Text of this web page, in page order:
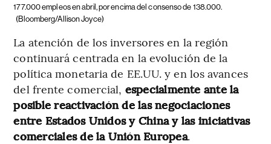
177.000 empleos en abril, por encima del consenso de 138.000.
(Bloomberg/Allison Joyce)
La atención de los inversores en la región
continuará centrada en la evolución de la
política monetaria de EE.UU. y en los avances
del frente comercial, especialmente ante la
posible reactivación de las negociaciones
entre Estados Unidos y China y las iniciativas
comerciales de la Unión Europea.